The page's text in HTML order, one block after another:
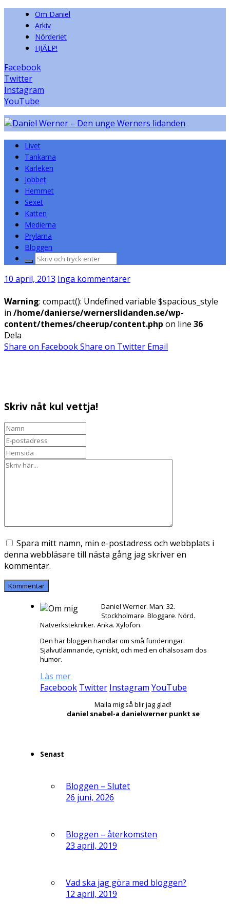
Om Daniel
Arkiv
Nörderiet
HJÄLP!
Facebook
Twitter
Instagram
YouTube
Livet
Tankarna
Kärleken
Jobbet
Hemmet
Sexet
Katten
Medierna
Prylarna
Bloggen
Sök
10 april, 2013 Inga kommentarer
Warning: compact(): Undefined variable $spacious_style
in /home/danierse/wernerslidanden.se/wp-
content/themes/cheerup/content.php on line 36
Dela
Share on FacebookShare on Twitter Email
Skriv nåt kul vettja!
Spara mitt namn, min e-postadress och webbplats i
denna webbläsare till nästa gång jag skriver en
kommentar.
Daniel Werner. Man. 32.
Stockholmare. Bloggare. Nörd.
Nätverkstekniker. Anka. Xylofon.
Den här bloggen handlar om små funderingar.
Självutlämnande, cyniskt, och med en ohälsosam dos
humor.
Läs mer
Facebook Twitter Instagram YouTube
Maila mig så blir jag glad!
daniel snabel-a danielwerner punkt se
Senast
Bloggen – Slutet
26 juni, 2026
Bloggen – återkomsten
23 april, 2019
Vad ska jag göra med bloggen?
12 april, 2019